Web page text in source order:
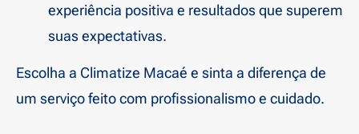
experiência positiva e resultados que superem
suas expectativas.
Escolha a Climatize Macaé e sinta a diferença de
um serviço feito com profissionalismo e cuidado.